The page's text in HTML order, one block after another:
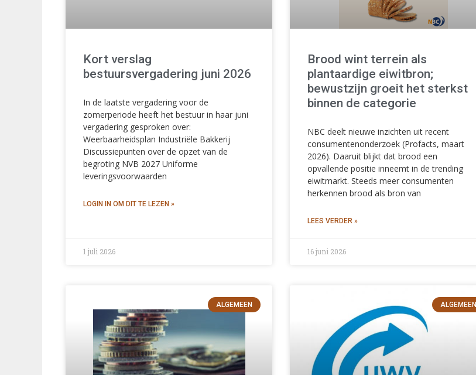
Kort verslag
bestuursvergadering juni 2026
In de laatste vergadering voor de
zomerperiode heeft het bestuur in haar juni
vergadering gesproken over:
Weerbaarheidsplan Industriële Bakkerij
Discussiepunten over de opzet van de
begroting NVB 2027 Uniforme
leveringsvoorwaarden
1 juli 2026
Brood wint terrein als
plantaardige eiwitbron;
bewustzijn groeit het sterkst
binnen de categorie
NBC deelt nieuwe inzichten uit recent
consumentenonderzoek (Profacts, maart
2026). Daaruit blijkt dat brood een
opvallende positie inneemt in de trending
eiwitmarkt. Steeds meer consumenten
herkennen brood als bron van
LEES VERDER »
16 juni 2026
ALGEMEEN ALGEMEEN